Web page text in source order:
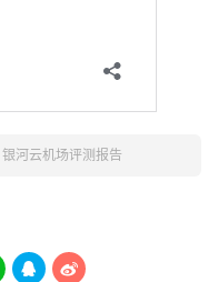
银河云机场评测报告
 